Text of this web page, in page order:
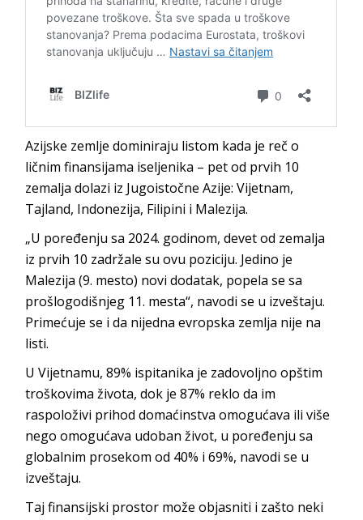
Azijske zemlje dominiraju listom kada je reč o
ličnim finansijama iseljenika – pet od prvih 10
zemalja dolazi iz Jugoistočne Azije: Vijetnam,
Tajland, Indonezija, Filipini i Malezija.
„U poređenju sa 2024. godinom, devet od zemalja
iz prvih 10 zadržale su ovu poziciju. Jedino je
Malezija (9. mesto) novi dodatak, popela se sa
prošlogodišnjeg 11. mesta“, navodi se u izveštaju.
Primećuje se i da nijedna evropska zemlja nije na
listi.
U Vijetnamu, 89% ispitanika je zadovoljno opštim
troškovima života, dok je 87% reklo da im
raspoloživi prihod domaćinstva omogućava ili više
nego omogućava udoban život, u poređenju sa
globalnim prosekom od 40% i 69%, navodi se u
izveštaju.
Taj finansijski prostor može objasniti i zašto neki